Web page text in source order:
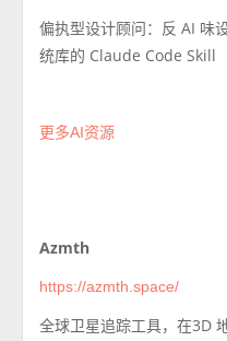
偏执型设计顾问：反 AI 味
统库的 Claude Code Skill
更多AI资源
Azmth
https://azmth.space/
全球卫星追踪工具，在3D